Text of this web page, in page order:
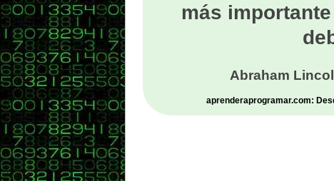
más
Abraham
aprenderaprogramar.com: